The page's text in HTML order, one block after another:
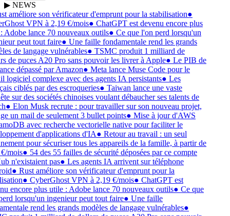
▶ NEWS
améliore son vérificateur d'emprunt pour la stabilisation●
VPN à 2,19 €/mois●ChatGPT est devenu encore plus
Adobe lance 70 nouveaux outils●Ce que l'on perd lorsqu'un
peut tout faire●Une faille fondamentale rend les grands
de langage vulnérables●TSMC produit 1 milliard de
de puces A20 Pro sans pouvoir les livrer à Apple●Le PIB de
dépassé par Amazon●Meta lance Muse Code pour le
logiciel complexe avec des agents IA persistants●Les
ciblés par des escroqueries●Taiwan lance une vaste
sur des sociétés chinoises voulant débaucher ses talents de
●Elon Musk recrute : pour travailler sur son nouveau projet,
un mail de seulement 3 bullet points●Mise à jour d'AWS
avec recherche vectorielle native pour faciliter le
d'applications d'IA●Retour au travail : un seul
pour sécuriser tous les appareils de la famille, à partir de
mois●54 des 55 failles de sécurité déposées par ce compte
n'existaient pas●Les agents IA arrivent sur téléphone
●Rust améliore son vérificateur d'emprunt pour la
●CyberGhost VPN à 2,19 €/mois●ChatGPT est
encore plus utile : Adobe lance 70 nouveaux outils●Ce que
lorsqu'un ingenieur peut tout faire●Une faille
rend les grands modèles de langage vulnérables●